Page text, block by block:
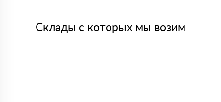
Склады с которых мы возим